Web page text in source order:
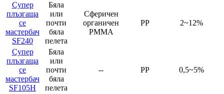
Супер
плъзгаща
се
мастербач
SF240
Бяла
или
почти
бяла
пелета
Сферичен
органичен
PMMA
PP 2~12%
Супер
плъзгаща
се
мастербач
SF105H
Бяла
или
почти
бяла
пелета
-- PP 0,5~5%